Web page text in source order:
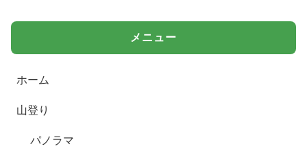
メニュー
ホーム
山登り
パノラマ